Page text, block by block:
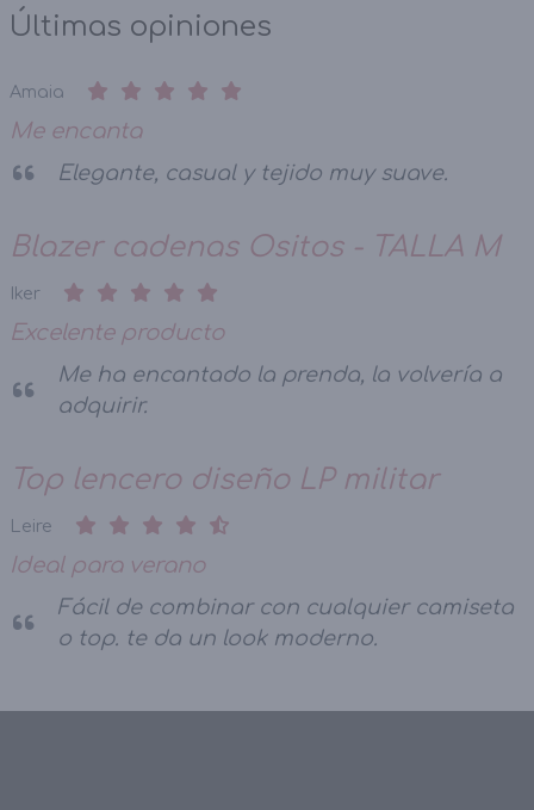
Últimas opiniones
Amaia
Me encanta
Elegante, casual y tejido muy suave.
Blazer cadenas Ositos - TALLA M
Iker
Excelente producto
Me ha encantado la prenda, la volvería a
adquirir.
Top lencero diseño LP militar
Leire
Ideal para verano
Fácil de combinar con cualquier camiseta
o top. te da un look moderno.